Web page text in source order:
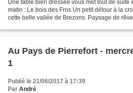
Une table bien dressée vous met tout de suite
matin : Le bois des Fros Un petit détour à la
cette belle vallée de Brezons. Paysage de
Au Pays de Pierrefort -
1
Publié le 21/06/2017 à 17:39
Par André